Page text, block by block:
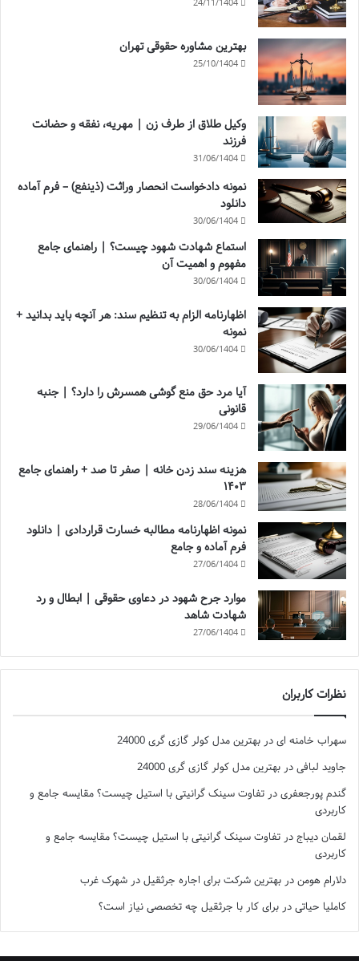
بهترین مشاوره حقوقی تهران
25/10/1404
وکیل طلاق از طرف زن | مهریه، نفقه و حضانت
فرزند
31/06/1404
نمونه دادخواست انحصار وراثت (ذینفع) – فرم آماده
دانلود
30/06/1404
استماع شهادت شهود چیست؟ | راهنمای جامع
مفهوم و اهمیت آن
30/06/1404
اظهارنامه الزام به تنظیم سند: هر آنچه باید بدانید +
نمونه
30/06/1404
آیا مرد حق منع گوشی همسرش را دارد؟ | جنبه
قانونی
29/06/1404
هزینه سند زدن خانه | صفر تا صد + راهنمای جامع
۱۴۰۳
28/06/1404
نمونه اظهارنامه مطالبه خسارت قراردادی | دانلود
فرم آماده و جامع
27/06/1404
موارد جرح شهود در دعاوی حقوقی | ابطال و رد
شهادت شاهد
27/06/1404
نظرات کاربران
سهراب خامنه ای در بهترین مدل کولر گازی گری 24000
جاوید لبافی در بهترین مدل کولر گازی گری 24000
گندم پورجعفری در تفاوت سینک گرانیتی با استیل چیست؟ مقایسه جامع و
کاربردی
لقمان دیباج در تفاوت سینک گرانیتی با استیل چیست؟ مقایسه جامع و
کاربردی
دلارام هومن در بهترین شرکت برای اجاره جرثقیل در شهرک غرب
کاملیا حیاتی در برای کار با جرثقیل چه تخصصی نیاز است؟